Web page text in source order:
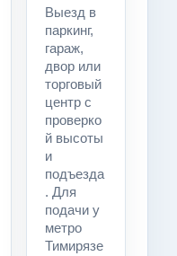
Выезд в
паркинг,
гараж,
двор или
торговый
центр с
проверко
й высоты
и
подъезда
. Для
подачи у
метро
Тимирязе